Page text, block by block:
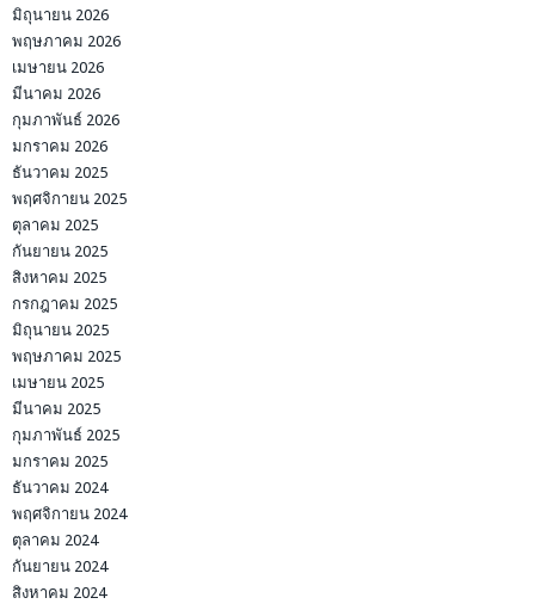
มิถุนายน 2026
พฤษภาคม 2026
เมษายน 2026
มีนาคม 2026
กุมภาพันธ์ 2026
มกราคม 2026
ธันวาคม 2025
พฤศจิกายน 2025
ตุลาคม 2025
กันยายน 2025
สิงหาคม 2025
กรกฎาคม 2025
มิถุนายน 2025
พฤษภาคม 2025
เมษายน 2025
มีนาคม 2025
กุมภาพันธ์ 2025
มกราคม 2025
ธันวาคม 2024
พฤศจิกายน 2024
ตุลาคม 2024
กันยายน 2024
สิงหาคม 2024